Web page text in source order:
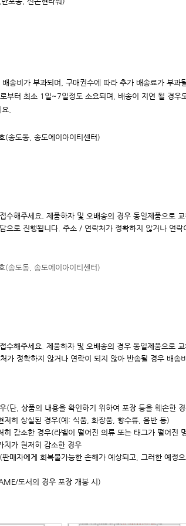
비가 부과되며, 구매권수에 따라 추가 배송료가 부과
부터 최소 1일~7일정도 소요되며, 배송이 지연 될 경우
.
송도동, 송도에이아이 티센터)
해주세요. 제품하자 및 오배송의 경우 동일제품으로
로 진행됩니다. 주소 / 연락처가 정확하지 않거나 연
송도동, 송도에이아이 티센터)
해주세요. 제품하자 및 오배송의 경우 동일제품으로
정확하지 않거나 연락이 되지 않아 반송될 경우 배송
(단, 상품의 내용을 확인하기 위하여 포장 등을 훼손한
히 상실된 경우(예: 식품, 화장품, 향수류, 음반 등)
감소한 경우(라벨이 떨어진 의류 또는 태그가 떨어진
치가 현저히 감소한 경우
매자에게 회복불가능한 손해가 예상되고, 그러한 예정
도서의 경우 포장 개봉 시)